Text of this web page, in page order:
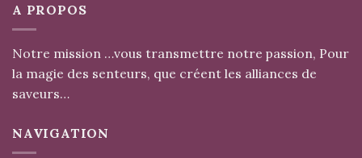
A PROPOS
Notre mission …vous transmettre notre passion, Pour
la magie des senteurs, que créent les alliances de
saveurs…
NAVIGATION